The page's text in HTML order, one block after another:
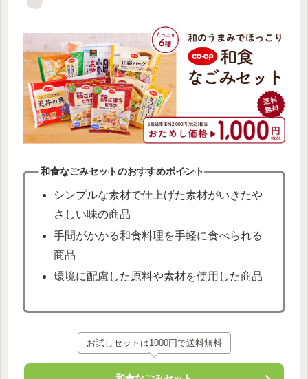
和食なごみセットのおすすめポイント
シンプルな素材で仕上げた素材がいきたや
さしい味の商品
手間がかかる和食料理を手軽に食べられる
商品
環境に配慮した原料や素材を使用した商品
お試しセットは1000円で送料無料